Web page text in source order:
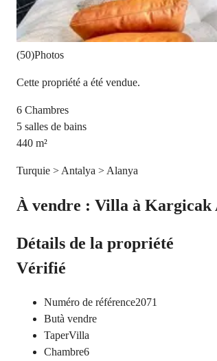
(50)Photos
Cette propriété a été vendue.
6 Chambres
5 salles de bains
440 m²
Turquie > Antalya > Alanya
À vendre : Villa à Kargicak
Détails de la propriété
Vérifié
Numéro de référence2071
Butà vendre
TaperVilla
Chambre6